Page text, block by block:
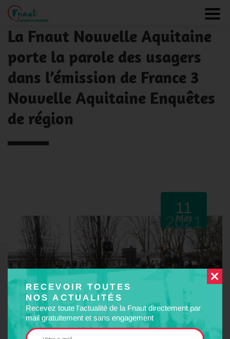
Panneau de gestion des cookies
RECEVOIR TOUTES
NOS ACTUALITÉS
Recevez toute l'actualité de la Fnaut directement par
mail gratuitement et sans engagement
NOS ACTUALITÉS
La Fnaut Nouvelle Aquitaine
porte la parole des usagers
dans l’émission de France 3
Nouvelle Aquitaine Enquêtes
de région
11
Mar
2021